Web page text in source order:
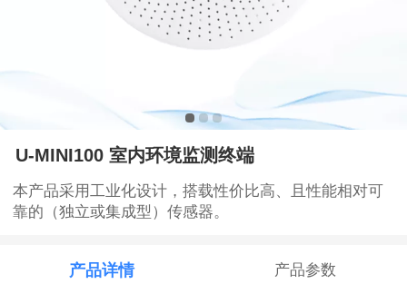
U-MINI100 室内环境监测终端
本产品采用工业化设计，搭载性价比高、且性能相对可
靠的（独立或集成型）传感器。
产品详情 产品参数